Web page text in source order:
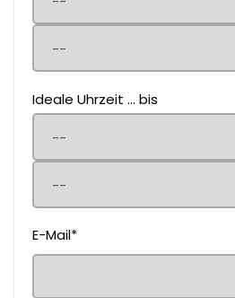
Ideale Uhrzeit ... bis
E-Mail*